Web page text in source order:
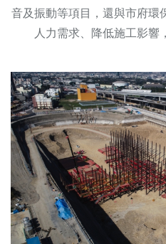
音及振動等項目，還與市府環
人力需求、降低施工影響